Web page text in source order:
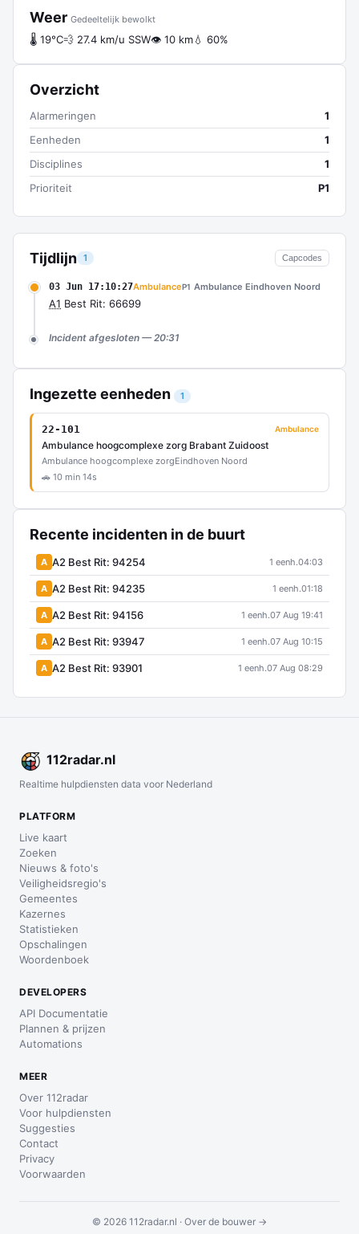
Tijdlijn 1 Capcodes
03 Jun 17:10:27AmbulanceP1 Ambulance Eindhoven Noord
A1 Best Rit: 66699
Incident afgesloten — 20:31
Ingezette eenheden 1
22-101 Ambulance
Ambulance hoogcomplexe zorg Brabant Zuidoost
Ambulance hoogcomplexe zorgEindhoven Noord
🚗 10 min 14s
Recente incidenten in de buurt
A A2 Best Rit: 94254 1 eenh.04:03
A A2 Best Rit: 94235 1 eenh.01:18
A A2 Best Rit: 94156 1 eenh.07 Aug 19:41
A A2 Best Rit: 93947 1 eenh.07 Aug 10:15
A A2 Best Rit: 93901 1 eenh.07 Aug 08:29
Weer Gedeeltelijk bewolkt
🌡 19°C💨 27.4 km/u SSW👁 10 km💧 60%
Overzicht
Alarmeringen
1
Eenheden
1
Disciplines
1
Prioriteit
P1
112radar.nl
Realtime hulpdiensten data voor Nederland
PLATFORM
Live kaart
Zoeken
Nieuws & foto's
Veiligheidsregio's
Gemeentes
Kazernes
Statistieken
Opschalingen
Woordenboek
DEVELOPERS
API Documentatie
Plannen & prijzen
Automations
MEER
Over 112radar
Voor hulpdiensten
Suggesties
Contact
Privacy
Voorwaarden
© 2026 112radar.nl · Over de bouwer →